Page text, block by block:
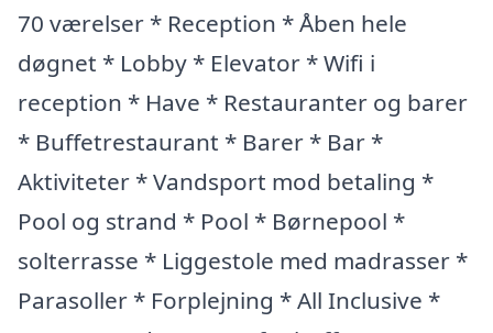
70 værelser * Reception * Åben hele
døgnet * Lobby * Elevator * Wifi i
reception * Have * Restauranter og barer
* Buffetrestaurant * Barer * Bar *
Aktiviteter * Vandsport mod betaling *
Pool og strand * Pool * Børnepool *
solterrasse * Liggestole med madrasser *
Parasoller * Forplejning * All Inclusive *